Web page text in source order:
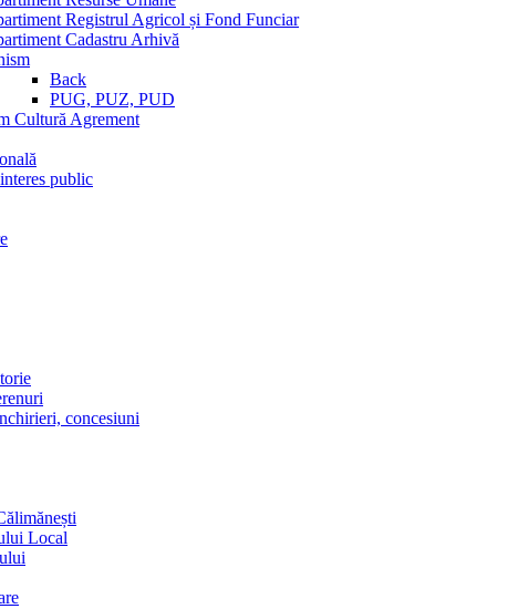
Registrul Agricol și Fond Funciar
Cadastru Arhivă
Back
PUG, PUZ, PUD
Cultură Agrement
public
concesiuni
Local